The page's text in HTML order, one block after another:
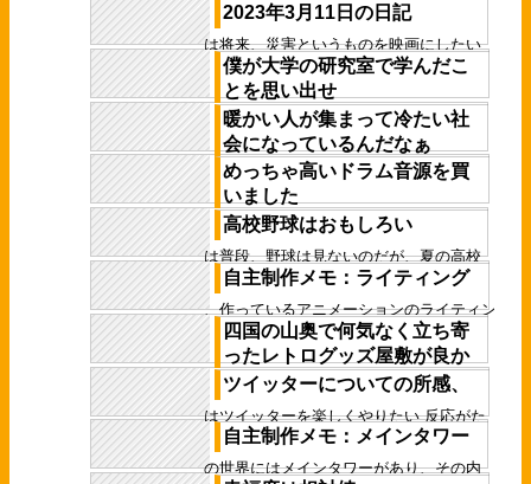
今作っている自主制作アニメーションは、自
分のメッセージを伝えたいからというだけで
なく、自分は本当は何をしたい人間なの
か、...
2023年3月11日の日記
僕は将来、災害というものを映画にしたい
その両者はイコールでは結ばない。災害の
持つ何かを潜在的に溶け込ませた映画を作
りた...
僕が大学の研究室で学んだこ
とを思い出せ
意味のある形状とは何か プロダクトデザイ
ンというのは単なるかっこいいデザインとい
うだけではない 使いやすさにつながる意
味...
暖かい人が集まって冷たい社
会になっているんだなぁ
暖かい人が集まって冷たい社会になってい
るんだなぁ と思う、留年大学生なのであっ
た ……まぁ、冷たい人が集まって暖かい社
会...
めっちゃ高いドラム音源を買
いました
どうも、行く大学を間違えたふじたりあんで
す ブログとタイピングの練習もかねて、暴
露しようかと思います ……音源を買いまし...
高校野球はおもしろい
僕は普段、野球は見ないのだが、夏の高校
野球で母校が勝ち進んでいるとなるとさす
がに見る ベスト4とかにはたまに入っている
学...
自主制作メモ：ライティング
今、作っているアニメーションのライティン
グについて語る ↓はレンダリングした動画
だ これは今日、ライティングを調整した
も...
四国の山奥で何気なく立ち寄
ったレトログッズ屋敷が良か
った話
今度、フランスに行くので、その練習とし
て、飛行機+電車での高知旅をしてきた 山
中ではいつも通り、超ローカル駅で降り、
数駅...
ツイッターについての所感、
僕はツイッターを楽しくやりたい 反応がた
くさん来ると楽しい ただ、それは僕にプレ
ッシャーとしてのしかかる いいねが来な
く...
自主制作メモ：メインタワー
この世界にはメインタワーがあり、その内